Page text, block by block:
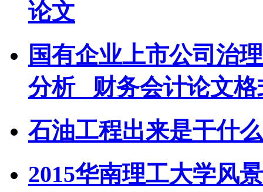
论文
国有企业上市公司治
分析 _财务会计论文格
石油工程出来是干什
2015华南理工大学风